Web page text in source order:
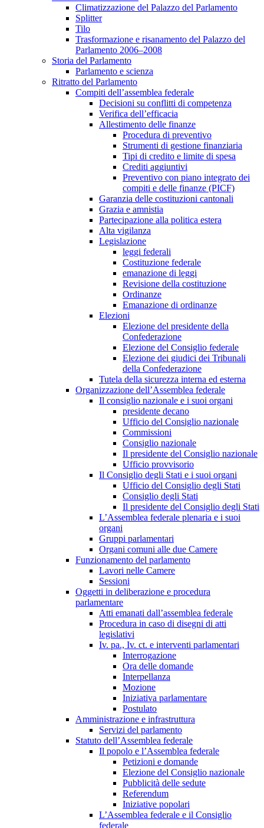
Climatizzazione del Palazzo del Parlamento
Splitter
Tilo
Trasformazione e risanamento del Palazzo del
Parlamento 2006–2008
Storia del Parlamento
Parlamento e scienza
Ritratto del Parlamento
Compiti dell’assemblea federale
Decisioni su conflitti di competenza
Verifica dell’efficacia
Allestimento delle finanze
Procedura di preventivo
Strumenti di gestione finanziaria
Tipi di credito e limite di spesa
Crediti aggiuntivi
Preventivo con piano integrato dei
compiti e delle finanze (PICF)
Garanzia delle costituzioni cantonali
Grazia e amnistia
Partecipazione alla politica estera
Alta vigilanza
Legislazione
leggi federali
Costituzione federale
emanazione di leggi
Revisione della costituzione
Ordinanze
Emanazione di ordinanze
Elezioni
Elezione del presidente della
Confederazione
Elezione del Consiglio federale
Elezione dei giudici dei Tribunali
della Confederazione
Tutela della sicurezza interna ed esterna
Organizzazione dell’Assemblea federale
Il consiglio nazionale e i suoi organi
presidente decano
Ufficio del Consiglio nazionale
Commissioni
Consiglio nazionale
Il presidente del Consiglio nazionale
Ufficio provvisorio
Il Consiglio degli Stati e i suoi organi
Ufficio del Consiglio degli Stati
Consiglio degli Stati
Il presidente del Consiglio degli Stati
L’Assemblea federale plenaria e i suoi
organi
Gruppi parlamentari
Organi comuni alle due Camere
Funzionamento del parlamento
Lavori nelle Camere
Sessioni
Oggetti in deliberazione e procedura
parlamentare
Atti emanati dall’assemblea federale
Procedura in caso di disegni di atti
legislativi
Iv. pa., Iv. ct. e interventi parlamentari
Interrogazione
Ora delle domande
Interpellanza
Mozione
Iniziativa parlamentare
Postulato
Amministrazione e infrastruttura
Servizi del parlamento
Statuto dell’Assemblea federale
Il popolo e l’Assemblea federale
Petizioni e domande
Elezione del Consiglio nazionale
Pubblicità delle sedute
Referendum
Iniziative popolari
L’Assemblea federale e il Consiglio
federale